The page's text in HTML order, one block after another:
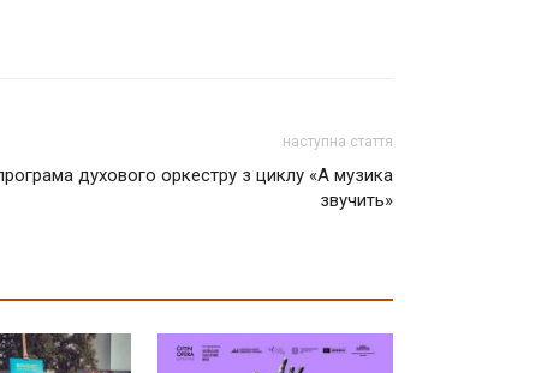
наступна стаття
духового оркестру з циклу «А музика
звучить»